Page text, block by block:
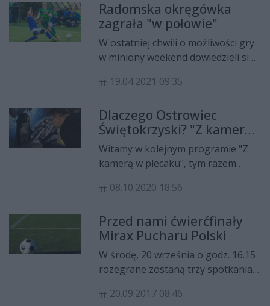
dla dzieci.
Radomska okręgówka
zagrała "w połowie"
W ostatniej chwili o możliwości gry
w miniony weekend dowiedzieli się
Okręgowej. W efekcie, w ramach 23.
spotkań.
19.04.2021 09:35
Dlaczego Ostrowiec
Świętokrzyski? "Z kamerą
w plecaku"
Witamy w kolejnym programie "Z
kamerą w plecaku", tym razem
Świętokrzyski. Jedno z mniej
świętokrzyskim, ale drugie po
Kielcach zarówno pod względem
obszaru jak i liczby ludności.
Zobaczcie co kryje w sobie to
unikatowe miasto!
08.10.2020 18:56
Przed nami ćwierćfinały
Mirax Pucharu Polski
W środę, 20 września o godz. 16.15
rozegrane zostaną trzy spotkania
Polski.
20.09.2017 08:46